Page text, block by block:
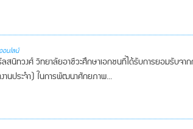
อนไลน์
ลสนิทวงศ์ วิทยาลัยอาชีวะศึกษาเอกชนที่ได้รับการยอมรับ
านประจำ) ในการพัฒนาศักยภาพ...